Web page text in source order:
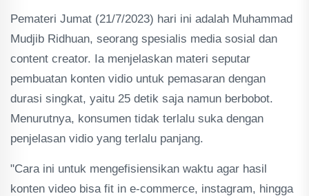
Pemateri Jumat (21/7/2023) hari ini adalah Muhammad
Mudjib Ridhuan, seorang spesialis media sosial dan
content creator. Ia menjelaskan materi seputar
pembuatan konten vidio untuk pemasaran dengan
durasi singkat, yaitu 25 detik saja namun berbobot.
Menurutnya, konsumen tidak terlalu suka dengan
penjelasan vidio yang terlalu panjang.
"Cara ini untuk mengefisiensikan waktu agar hasil
konten video bisa fit in e-commerce, instagram, hingga